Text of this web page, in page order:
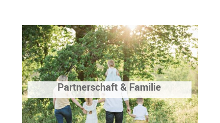
Partnerschaft & Familie